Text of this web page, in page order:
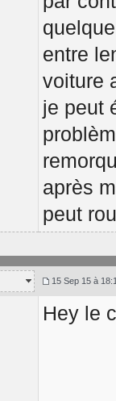
entre
voiture
je peut
après
peut
15 Sep 15 à
Hey le